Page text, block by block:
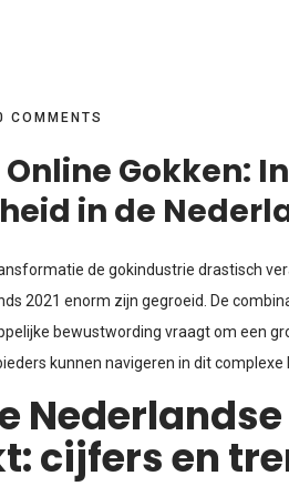
COMMENTS
Gokken:
in de
de gokindustrie drastisch
2021 enorm zijn gegroeid. De
bewustwording vraagt om een
kunnen navigeren in dit complexe
cijfers en